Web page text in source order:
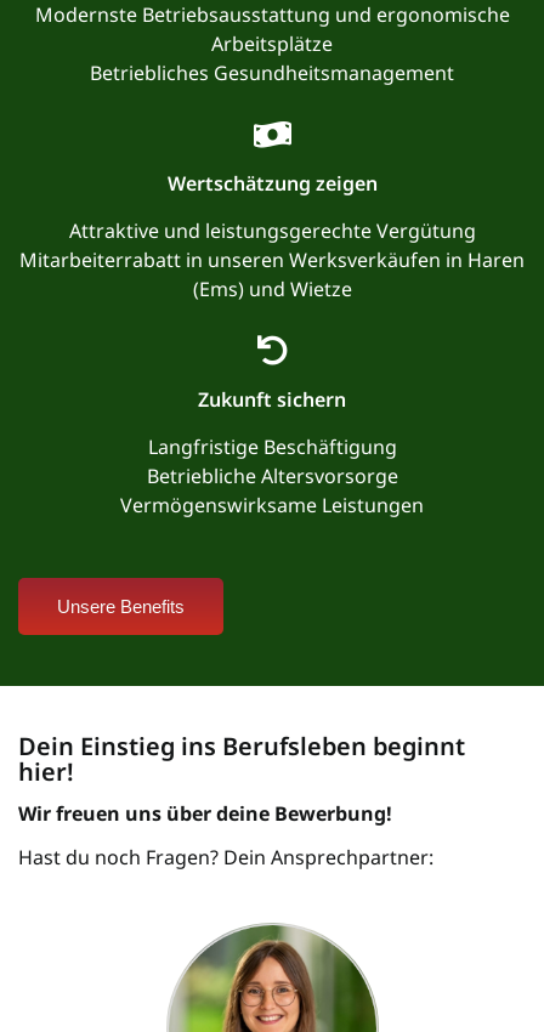
Modernste Betriebsausstattung und ergonomische
Arbeitsplätze
Betriebliches Gesundheitsmanagement
Wertschätzung zeigen
Attraktive und leistungsgerechte Vergütung
Mitarbeiterrabatt in unseren Werksverkäufen in Haren
(Ems) und Wietze
Zukunft sichern
Langfristige Beschäftigung
Betriebliche Altersvorsorge
Vermögenswirksame Leistungen
Unsere Benefits
Dein Einstieg ins Berufsleben beginnt
hier!
Wir freuen uns über deine Bewerbung!
Hast du noch Fragen? Dein Ansprechpartner: